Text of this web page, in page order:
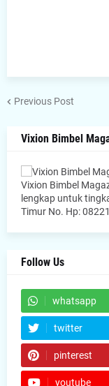
Previous Post
Vixion Bimbel
Vixion Bimbel
lengkap untuk
Timur No. Hp:
Follow Us
whatsapp
twitter
pinterest
youtube